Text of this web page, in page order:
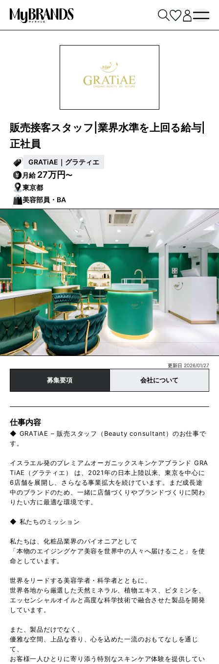
販売接客スタッフ|業界水準を上回る給与|
正社員
GRATiAE｜グラティエ
月給27万円〜
東京都
美容部員・BA
更新日 2026/01/27
募集要項 会社について
仕事内容
◆ GRATiAE – 販売スタッフ（Beauty consultant）のお仕事で
す。
イスラエル発のプレミアムオーガニックスキンケアブランド GRA
TiAE（グラティエ） は、2021年の日本上陸以来、東京を中心に
6店舗を展開し、さらなる事業拡大を続けています。まだ成長途
中のブランドのため、一緒に店舗づくりやブランドづくりに関わ
りたい方に最適な環境です。
◆ 私たちのミッション
私たちは、化粧品業界のパイオニアとして
「本物のエイジングケア美容を世界中の人々へ届けること」を使
命としています。
世界をリードする美容学者・科学者とともに、
世界各地から厳選した天然ミネラル、植物エキス、ビタミンを、
エッセンシャルオイルと高度な科学技術で融合させた製品を開発
しています。
また、製品だけでなく、
優雅な空間、上品な香り、心を込めた一流のおもてなしを通じ
て、
お客様一人ひとりに寄り添う特別なスキンケア体験を提供してい